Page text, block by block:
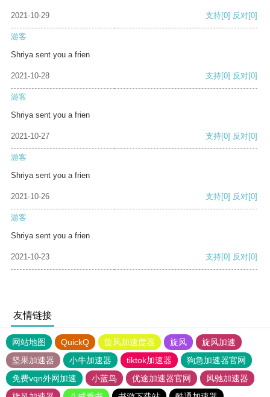
2021-10-29 支持[0] 反对[0]
游客
Shriya sent you a frien
2021-10-28 支持[0] 反对[0]
游客
Shriya sent you a frien
2021-10-27 支持[0] 反对[0]
游客
Shriya sent you a frien
2021-10-26 支持[0] 反对[0]
游客
Shriya sent you a frien
2021-10-23 支持[0] 反对[0]
友情链接
网站地图 QuickQ 旋风加速度器 旋风
旋风加速
坚果加速器
小牛加速器 tiktok加速器
狗急加速器官网
免费vqn外网加速
小蓝鸟 优途加速器官网
风驰加速器